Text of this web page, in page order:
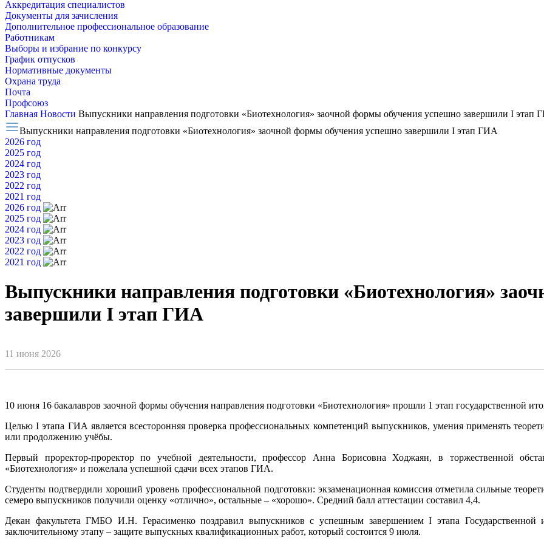
Аккредитация специалистов
Документы для зачисления
Дополнительное профессиональное образование
Работникам
Выборы и избрание по конкурсу
График отпусков
Нормативные документы
Охрана труда
Почта
Профсоюз
Главная Новости Выпускники направления подготовки «Биотехнология» заочной формы обучения успешно завершили I этап
Выпускники направления подготовки «Биотехнология» заочной формы обучения успешно завершили I этап ГИА
2026 год
2025 год
2024 год
2023 год
2022 год
2021 год
2026 год
2025 год
2024 год
2023 год
2022 год
2021 год
Выпускники направления подготовки «Биотехнология»
завершили I этап ГИА
11 июня 2026
10 июня 16 бакалавров заочной формы обучения направления подготовки «Биотехнология» прошли 1 этап государственной
Целью I этапа ГИА является всесторонняя проверка профессиональных компетенций выпускников, умения применять
или продолжению учёбы.
Первый проректор-проректор по учебной деятельности, профессор Анна Борисовна Ходжаян, в торжественной
«Биотехнология» и пожелала успешной сдачи всех этапов ГИА.
Студенты подтвердили хороший уровень профессиональной подготовки: экзаменационная комиссия отметила сильные
семеро выпускников получили оценку «отлично», остальные – «хорошо». Средний балл аттестации составил 4,4.
Декан факультета ГМБО И.Н. Герасименко поздравил выпускников с успешным завершением I этапа Государственной
заключительному этапу – защите выпускных квалификационных работ, который состоится 9 июля.